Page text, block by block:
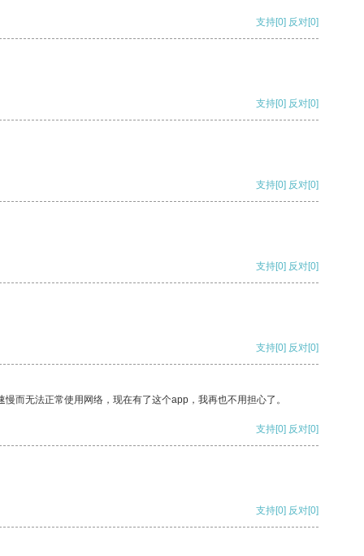
支持[0] 反对[0]
支持[0] 反对[0]
支持[0] 反对[0]
支持[0] 反对[0]
支持[0] 反对[0]
而无法正常使用网络，现在有了这个app，我再也不用担心了。
支持[0] 反对[0]
支持[0] 反对[0]